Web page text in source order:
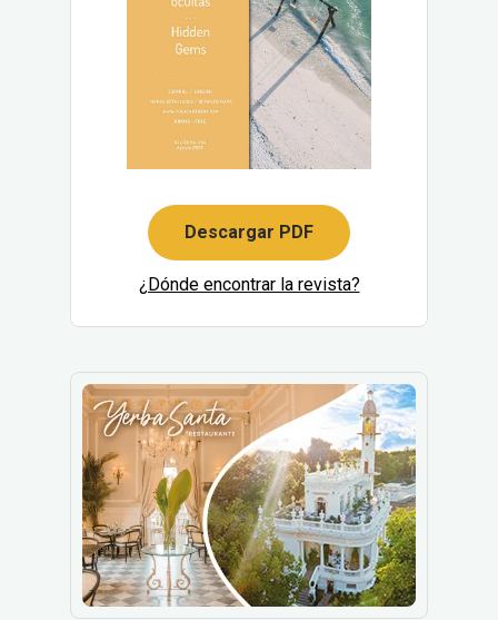
Descargar PDF
¿Dónde encontrar la revista?